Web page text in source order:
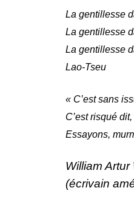
La gentillesse
La gentillesse
La gentillesse
Lao-Tseu
« C’est sans
C’est risqué
Essayons,
William Artur
(écrivain